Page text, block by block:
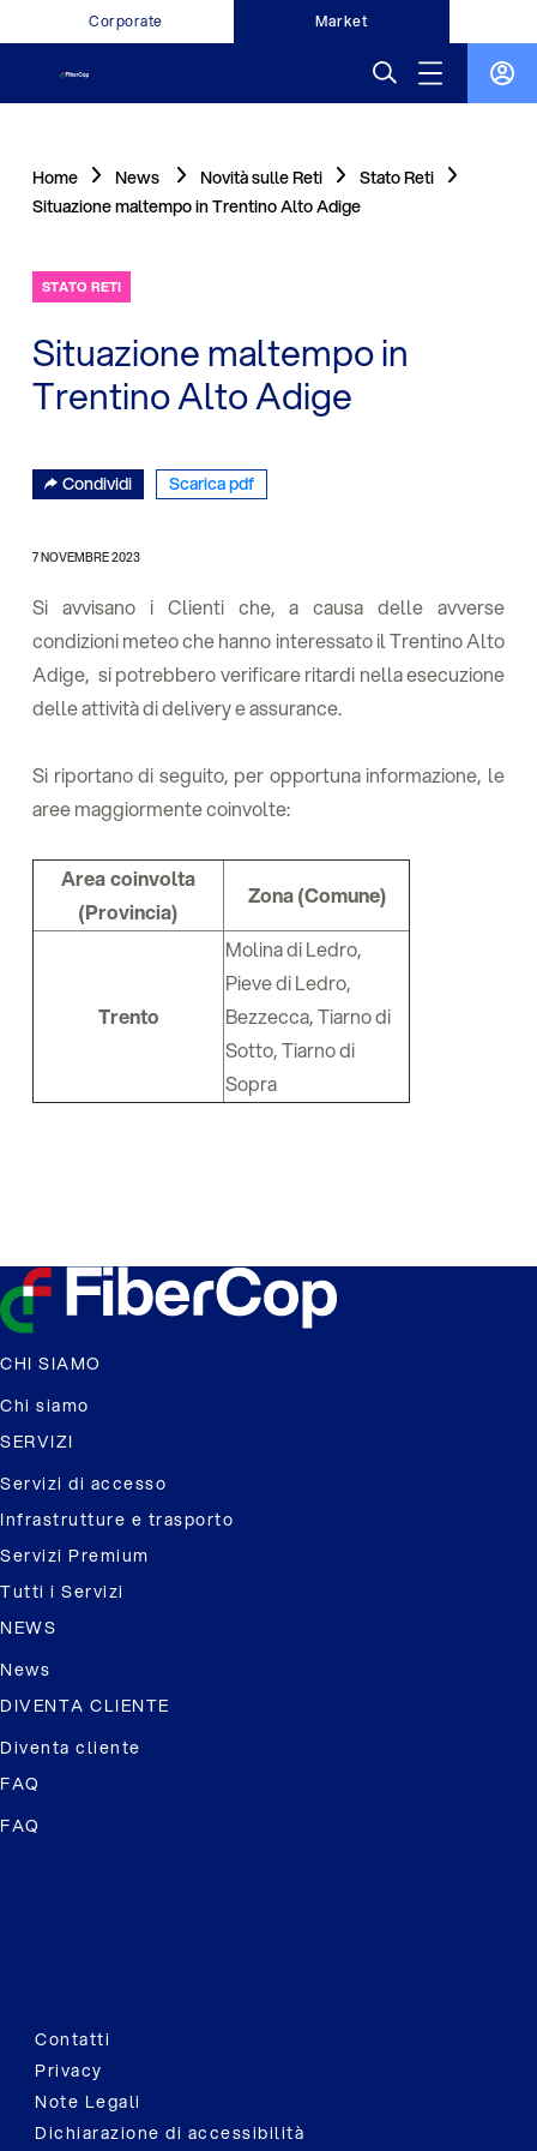
Corporate Market
Home News Novità sulle Reti
Stato Reti
Situazione maltempo in Trentino Alto Adige
STATO RETI
Situazione maltempo in
Trentino Alto Adige
Condividi Scarica pdf
7 NOVEMBRE 2023
Si avvisano i Clienti che, a causa delle avverse
condizioni meteo che hanno interessato il Trentino Alto
Adige, si potrebbero verificare ritardi nella esecuzione
delle attività di delivery e assurance.
Si riportano di seguito, per opportuna informazione, le
aree maggiormente coinvolte:
Area coinvolta
(Provincia)
Zona (Comune)
Trento
Molina di Ledro,
Pieve di Ledro,
Bezzecca, Tiarno di
Sotto, Tiarno di
Sopra
CHI SIAMO
Chi siamo
SERVIZI
Servizi di accesso
Infrastrutture e trasporto
Servizi Premium
Tutti i Servizi
NEWS
News
DIVENTA CLIENTE
Diventa cliente
FAQ
FAQ
Contatti
Privacy
Note Legali
Dichiarazione di accessibilità